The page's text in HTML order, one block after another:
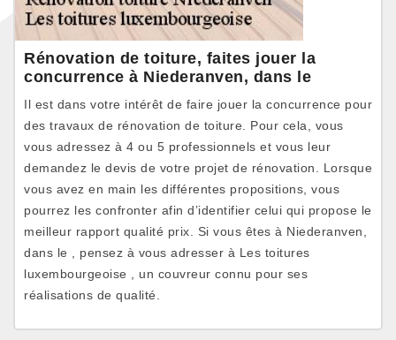
Rénovation de toiture, faites jouer la
concurrence à Niederanven, dans le
Il est dans votre intérêt de faire jouer la concurrence pour
des travaux de rénovation de toiture. Pour cela, vous
vous adressez à 4 ou 5 professionnels et vous leur
demandez le devis de votre projet de rénovation. Lorsque
vous avez en main les différentes propositions, vous
pourrez les confronter afin d’identifier celui qui propose le
meilleur rapport qualité prix. Si vous êtes à Niederanven,
dans le , pensez à vous adresser à Les toitures
luxembourgeoise , un couvreur connu pour ses
réalisations de qualité.